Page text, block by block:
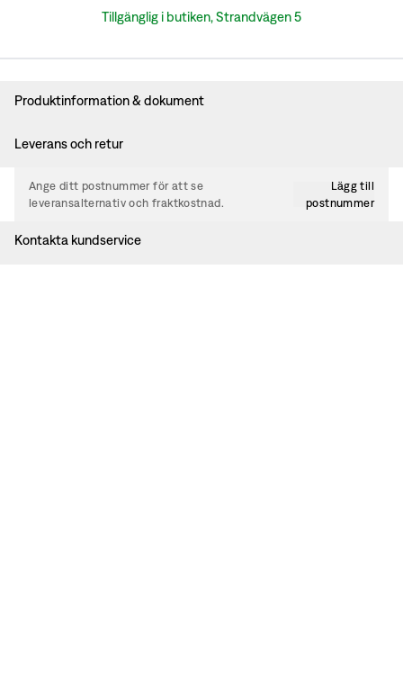
Tillgänglig i butiken, Strandvägen 5
Produktinformation & dokument
Leverans och retur
Ange ditt postnummer för att se
leveransalternativ och fraktkostnad.
Lägg till
postnummer
Kontakta kundservice